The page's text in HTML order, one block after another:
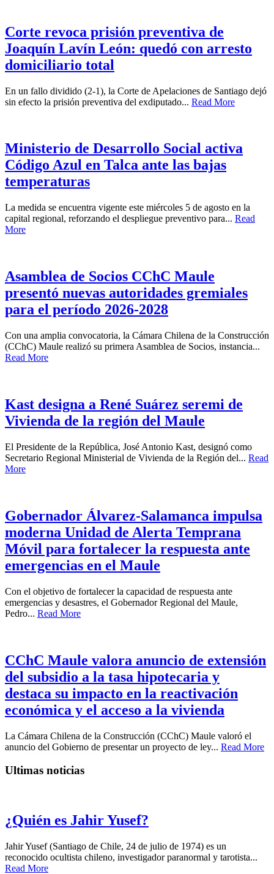
Corte revoca prisión preventiva de
Joaquín Lavín León: quedó con arresto
domiciliario total
En un fallo dividido (2-1), la Corte de Apelaciones de Santiago dejó
sin efecto la prisión preventiva del exdiputado... Read More
Ministerio de Desarrollo Social activa
Código Azul en Talca ante las bajas
temperaturas
La medida se encuentra vigente este miércoles 5 de agosto en la
capital regional, reforzando el despliegue preventivo para... Read
More
Asamblea de Socios CChC Maule
presentó nuevas autoridades gremiales
para el período 2026-2028
Con una amplia convocatoria, la Cámara Chilena de la Construcción
(CChC) Maule realizó su primera Asamblea de Socios, instancia...
Read More
Kast designa a René Suárez seremi de
Vivienda de la región del Maule
El Presidente de la República, José Antonio Kast, designó como
Secretario Regional Ministerial de Vivienda de la Región del... Read
More
Gobernador Álvarez-Salamanca impulsa
moderna Unidad de Alerta Temprana
Móvil para fortalecer la respuesta ante
emergencias en el Maule
Con el objetivo de fortalecer la capacidad de respuesta ante
emergencias y desastres, el Gobernador Regional del Maule,
Pedro... Read More
CChC Maule valora anuncio de extensión
del subsidio a la tasa hipotecaria y
destaca su impacto en la reactivación
económica y el acceso a la vivienda
La Cámara Chilena de la Construcción (CChC) Maule valoró el
anuncio del Gobierno de presentar un proyecto de ley... Read More
Ultimas noticias
¿Quién es Jahir Yusef?
Jahir Yusef (Santiago de Chile, 24 de julio de 1974) es un
reconocido ocultista chileno, investigador paranormal y tarotista...
Read More